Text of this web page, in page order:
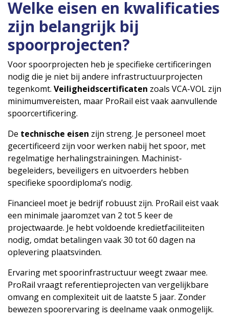
Welke eisen en kwalificaties
zijn belangrijk bij
spoorprojecten?
Voor spoorprojecten heb je specifieke certificeringen
nodig die je niet bij andere infrastructuurprojecten
tegenkomt. Veiligheidscertificaten zoals VCA-VOL zijn
minimumvereisten, maar ProRail eist vaak aanvullende
spoorcertificering.
De technische eisen zijn streng. Je personeel moet
gecertificeerd zijn voor werken nabij het spoor, met
regelmatige herhalingstrainingen. Machinist-
begeleiders, beveiligers en uitvoerders hebben
specifieke spoordiploma’s nodig.
Financieel moet je bedrijf robuust zijn. ProRail eist vaak
een minimale jaaromzet van 2 tot 5 keer de
projectwaarde. Je hebt voldoende kredietfaciliteiten
nodig, omdat betalingen vaak 30 tot 60 dagen na
oplevering plaatsvinden.
Ervaring met spoorinfrastructuur weegt zwaar mee.
ProRail vraagt referentieprojecten van vergelijkbare
omvang en complexiteit uit de laatste 5 jaar. Zonder
bewezen spoorervaring is deelname vaak onmogelijk.